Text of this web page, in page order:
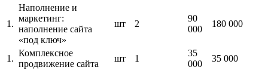
1.
Наполнение и
маркетинг:
наполнение сайта
«под ключ»
шт 2
90
000
180 000
1.
Комплексное
продвижение сайта
шт 1
35
000
35 000